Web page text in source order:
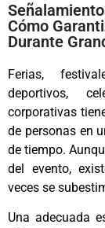
Cómo
Durante
Ferias,
deportivos,
corporativas
de personas en
de tiempo.
del evento,
veces se
Una adecuada